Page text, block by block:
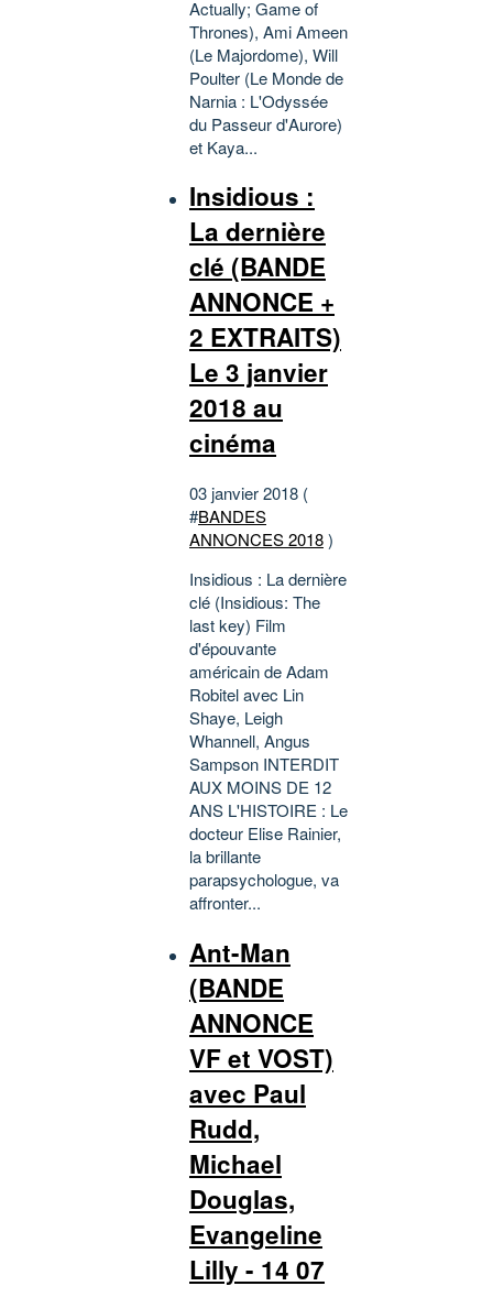
Actually; Game of
Thrones), Ami Ameen
(Le Majordome), Will
Poulter (Le Monde de
Narnia : L'Odyssée
du Passeur d'Aurore)
et Kaya...
Insidious :
La dernière
clé (BANDE
ANNONCE +
2 EXTRAITS)
Le 3 janvier
2018 au
cinéma
03 janvier 2018 (
#BANDES
ANNONCES 2018)
Insidious : La dernière
clé (Insidious: The
last key) Film
d'épouvante
américain de Adam
Robitel avec Lin
Shaye, Leigh
Whannell, Angus
Sampson INTERDIT
AUX MOINS DE 12
ANS L'HISTOIRE : Le
docteur Elise Rainier,
la brillante
parapsychologue, va
affronter...
Ant-Man
(BANDE
ANNONCE
VF et VOST)
avec Paul
Rudd,
Michael
Douglas,
Evangeline
Lilly - 14 07